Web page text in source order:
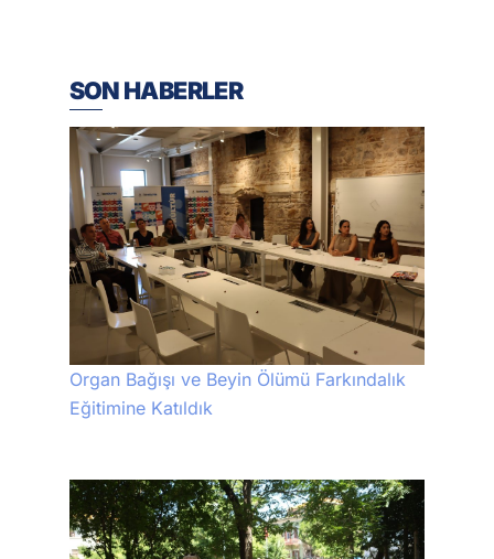
SON HABERLER
Organ Bağışı ve Beyin Ölümü Farkındalık
Eğitimine Katıldık